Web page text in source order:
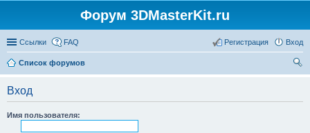
Форум 3DMasterKit.ru
Ссылки FAQ Вход
Регистрация
Список форумов
Вход
Имя пользователя: